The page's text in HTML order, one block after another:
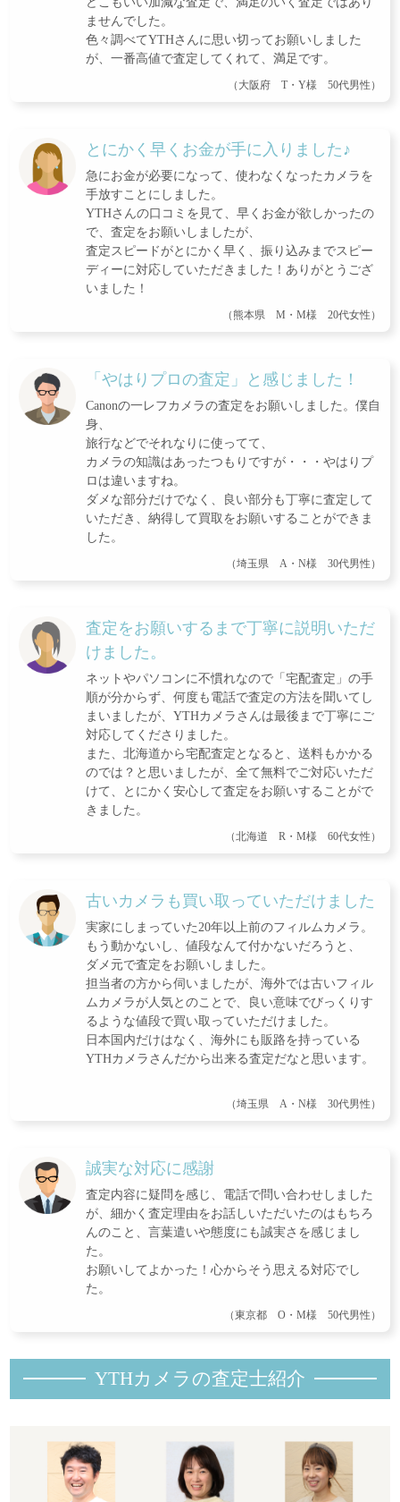
ませんでした。
色々調べてYTHさんに思い切ってお願いしました
が、一番高値で査定してくれて、満足です。
（大阪府 T・Y様 50代男性）
とにかく早くお金が手に入りました♪
急にお金が必要になって、使わなくなったカメラを
手放すことにしました。
YTHさんの口コミを見て、早くお金が欲しかったの
で、査定をお願いしましたが、
査定スピードがとにかく早く、振り込みまでスピー
ディーに対応していただきました！ありがとうござ
いました！
（熊本県 M・M様 20代女性）
「やはりプロの査定」と感じました！
Canonの一レフカメラの査定をお願いしました。僕自
身、
旅行などでそれなりに使ってて、
カメラの知識はあったつもりですが・・・やはりプ
ロは違いますね。
ダメな部分だけでなく、良い部分も丁寧に査定して
いただき、納得して買取をお願いすることができま
した。
（埼玉県 A・N様 30代男性）
査定をお願いするまで丁寧に説明いただ
けました。
ネットやパソコンに不慣れなので「宅配査定」の手
順が分からず、何度も電話で査定の方法を聞いてし
まいましたが、YTHカメラさんは最後まで丁寧にご
対応してくださりました。
また、北海道から宅配査定となると、送料もかかる
のでは？と思いましたが、全て無料でご対応いただ
けて、とにかく安心して査定をお願いすることがで
きました。
（北海道 R・M様 60代女性）
古いカメラも買い取っていただけました
実家にしまっていた20年以上前のフィルムカメラ。
もう動かないし、値段なんて付かないだろうと、
ダメ元で査定をお願いしました。
担当者の方から伺いましたが、海外では古いフィル
ムカメラが人気とのことで、良い意味でびっくりす
るような値段で買い取っていただけました。
日本国内だけはなく、海外にも販路を持っている
YTHカメラさんだから出来る査定だなと思います。
（埼玉県 A・N様 30代男性）
誠実な対応に感謝
査定内容に疑問を感じ、電話で問い合わせしました
が、細かく査定理由をお話しいただいたのはもちろ
んのこと、言葉遣いや態度にも誠実さを感じまし
た。
お願いしてよかった！心からそう思える対応でし
た。
（東京都 O・M様 50代男性）
YTHカメラの査定士紹介